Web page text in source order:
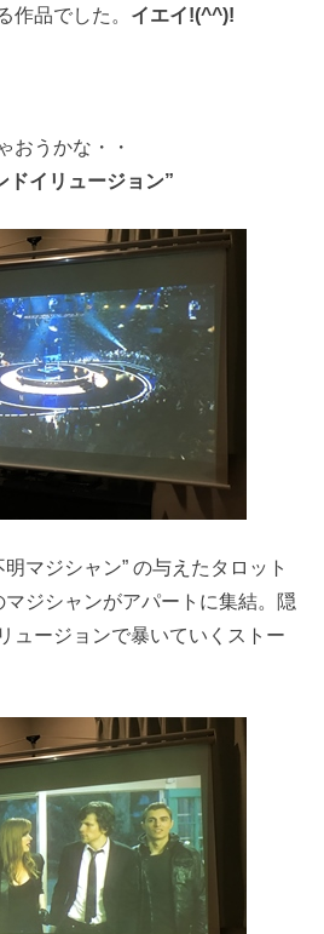
作品でした。 イエイ!(^^)!
おうかな・・
ドイリュージョン”
マジシャン” の与えたタロット
ジシャンがアパートに集結。隠
ュージョンで暴いていくストー